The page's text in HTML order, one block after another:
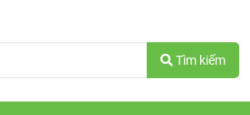
Tìm kiếm